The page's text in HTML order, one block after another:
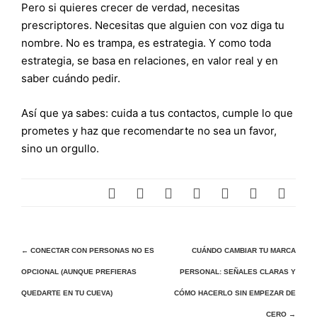
Pero si quieres crecer de verdad, necesitas
prescriptores. Necesitas que alguien con voz diga tu
nombre. No es trampa, es estrategia. Y como toda
estrategia, se basa en relaciones, en valor real y en
saber cuándo pedir.
Así que ya sabes: cuida a tus contactos, cumple lo que
prometes y haz que recomendarte no sea un favor,
sino un orgullo.
Navegación
de
← CONECTAR CON PERSONAS NO ES
OPCIONAL (AUNQUE PREFIERAS
QUEDARTE EN TU CUEVA)
CUÁNDO CAMBIAR TU MARCA
PERSONAL: SEÑALES CLARAS Y
CÓMO HACERLO SIN EMPEZAR DE
CERO →